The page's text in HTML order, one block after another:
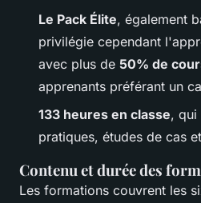
Le Pack Élite, également
privilégie cependant
avec plus de 50% de
apprenants préférant un
133 heures en classe, qui
pratiques, études de cas
Contenu et durée des
Les formations couvrent les